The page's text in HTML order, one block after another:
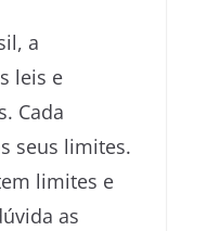
a
leis e
Cada
seus limites.
limites e
as